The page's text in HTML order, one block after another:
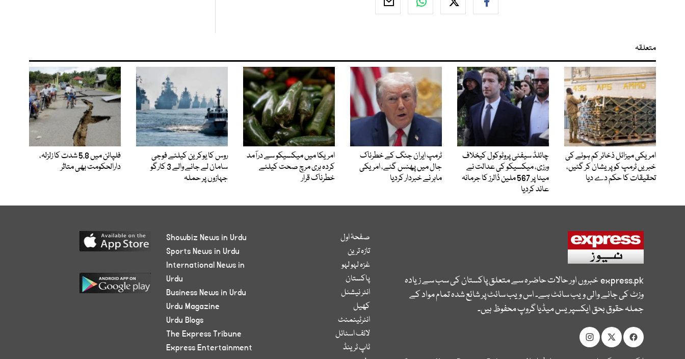
متعلقہ
امریکی میزائل ذخائر کم ہونے کی
خبریں ٹرمپ کو پریشان کر گئیں،
تحقیقات کا حکم دے دیا
چائلڈ سیفٹی پروٹوکول کیخلاف
ورزی، میکسیکو کی عدالت نے
میٹا پر 567 ملین ڈالرز کا جرمانہ
عائد کردیا
ٹرمپ ایران جنگ کے خطرناک
جال میں پھنس گئے، امریکی
ماہر نے خبردار کردیا
امریکا میں میکسیکو سے درآمد
کردہ ہری مرچ صحت کیلئے
خطرناک قرار
روس کا یوکرین کیلئے فوجی
سامان لے جانے والے 3 کارگو
جہازوں پر حملہ
فلپائن میں 5.8 شدت کا زلزلہ،
دارالحکومت بھی متاثر
express.pkخبروں اور حالات حاضرہ سے متعلق پاکستان کی سب سے زیادہ
وزٹ کی جانے والی ویب سائٹ ہے۔ اس ویب سائٹ پر شائع شدہ تمام مواد کے
جملہ حقوق بحق ایکسپریس میڈیا گروپ محفوظ ہیں۔
صفحۂ اول
تازہ ترین
غزہ لہو لہو
پاکستان
انٹر نیشنل
کھیل
انٹرٹینمنٹ
لائف اسٹائل
ٹاپ ٹرینڈ
Showbiz News in Urdu
Sports News in Urdu
International News in
Urdu
Business News in Urdu
Urdu Magazine
Urdu Blogs
The Express Tribune
Express Entertainment